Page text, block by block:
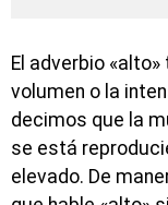
El adverbio
volumen o la
decimos que la
se está
elevado. De